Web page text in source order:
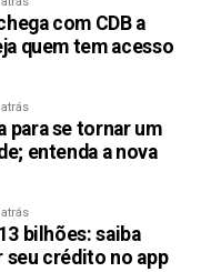
(KANG) Atinge
KangaMoon
com CDB a
quem tem acesso
para se tornar um
entenda a nova
bilhões: saiba
crédito no app